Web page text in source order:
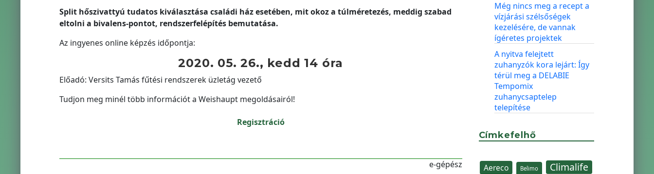
Split hőszivattyú tudatos kiválasztása családi ház esetében, mit okoz a túlméretezés, meddig szabad
eltolni a bivalens-pontot, rendszerfelépítés bemutatása.
Az ingyenes online képzés időpontja:
2020. 05. 26., kedd 14 óra
Előadó: Versits Tamás fűtési rendszerek üzletág vezető
Tudjon meg minél több információt a Weishaupt megoldásairól!
Regisztráció
e-gépész
Még nincs meg a recept a
vízjárási szélsőségek
kezelésére, de vannak
ígéretes projektek
A nyitva felejtett
zuhanyzók kora lejárt: Így
térül meg a DELABIE
Tempomix
zuhanycsaptelep
telepítése
Címkefelhő
Aereco Belimo
Climalife